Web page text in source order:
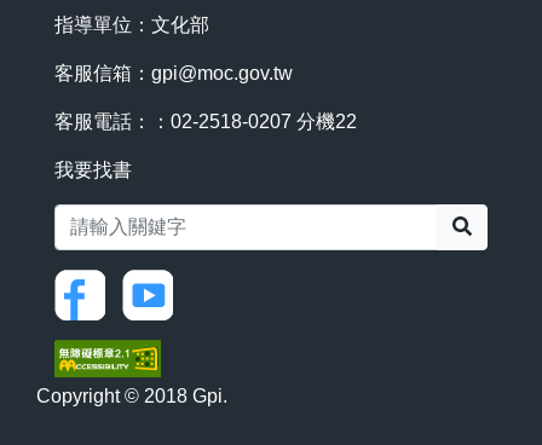
指導單位：文化部
客服信箱： gpi@moc.gov.tw
客服電話：：02-2518-0207 分機22
我要找書
Copyright © 2018 Gpi.